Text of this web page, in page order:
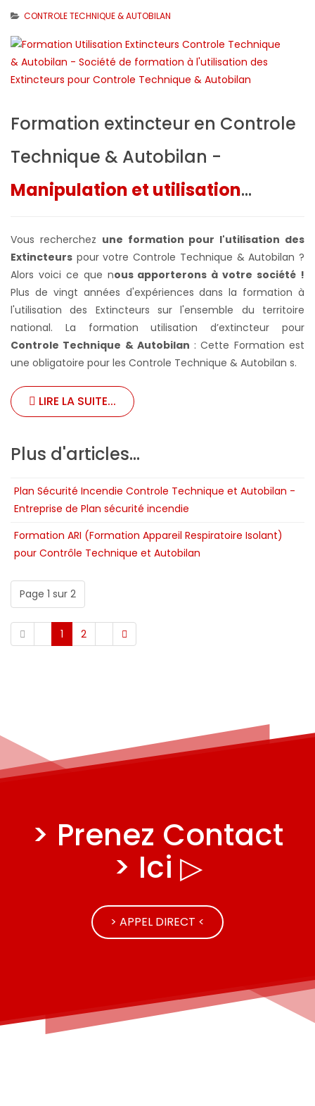
CONTROLE TECHNIQUE & AUTOBILAN
Formation extincteur en Controle
Technique & Autobilan -
Manipulation et utilisation...
Vous recherchez une formation pour l'utilisation des
Extincteurs pour votre Controle Technique & Autobilan ?
Alors voici ce que nous apporterons à votre société !
Plus de vingt années d'expériences dans la formation à
l'utilisation des Extincteurs sur l'ensemble du territoire
national. La formation utilisation d’extincteur pour
Controle Technique & Autobilan : Cette Formation est
une obligatoire pour les Controle Technique & Autobilan s.
LIRE LA SUITE...
Plus d'articles...
Plan Sécurité Incendie Controle Technique et Autobilan -
Entreprise de Plan sécurité incendie
Formation ARI (Formation Appareil Respiratoire Isolant)
pour Contrôle Technique et Autobilan
Page 1 sur 2
1 2
> Prenez Contact
> Ici ▷
> APPEL DIRECT <